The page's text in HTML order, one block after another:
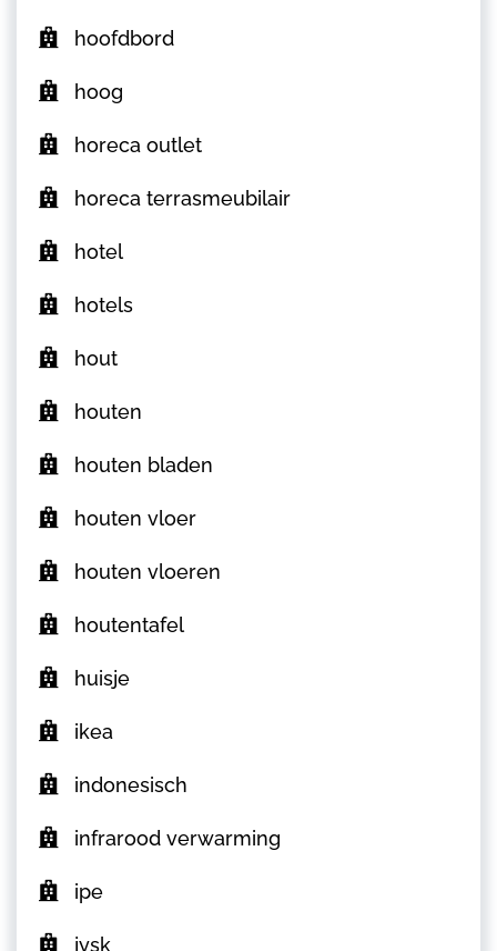
hoofdbord
hoog
horeca outlet
horeca terrasmeubilair
hotel
hotels
hout
houten
houten bladen
houten vloer
houten vloeren
houtentafel
huisje
ikea
indonesisch
infrarood verwarming
ipe
jysk